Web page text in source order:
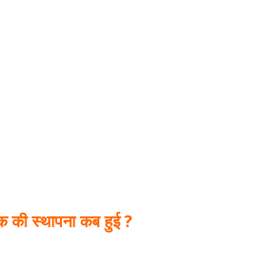
की स्थापना कब हुई ?